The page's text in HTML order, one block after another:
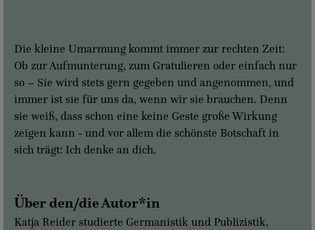
Die kleine Umarmung kommt immer zur rechten Zeit:
Ob zur Aufmunterung, zum Gratulieren oder einfach nur
so – Sie wird stets gern gegeben und angenommen, und
immer ist sie für uns da, wenn wir sie brauchen. Denn
sie weiß, dass schon eine keine Geste große Wirkung
zeigen kann - und vor allem die schönste Botschaft in
sich trägt: Ich denke an dich.
Über den/die Autor*in
Katja Reider studierte Germanistik und Publizistik,